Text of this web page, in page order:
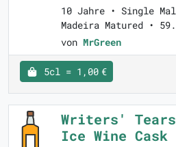
10 Jahre • Single
Madeira Matured •
von MrGreen
5cl = 1,00 €
Writers'
Ice Wine Cask